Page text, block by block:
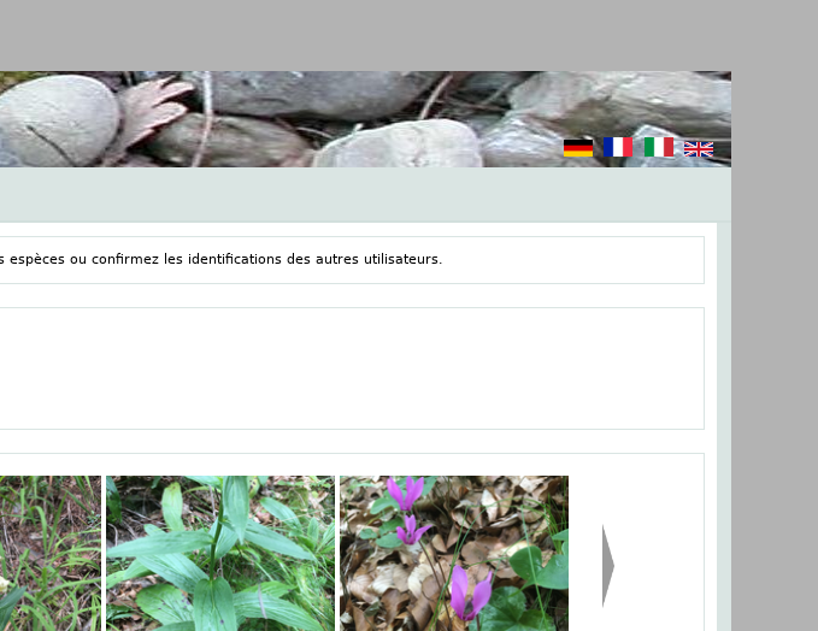
ou confirmez les identifications des autres utilisateurs.